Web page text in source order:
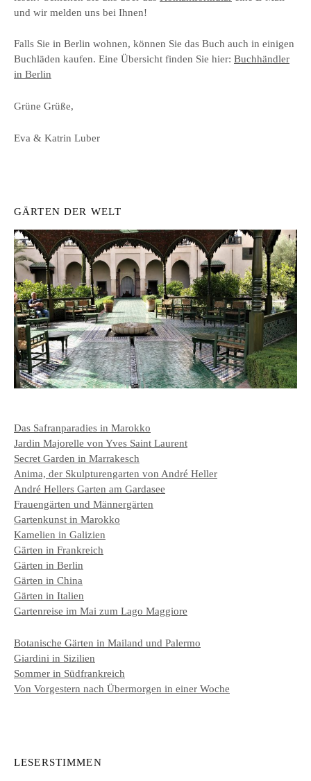
und wir melden uns bei Ihnen!
Falls Sie in Berlin wohnen, können Sie das Buch auch in einigen
Buchläden kaufen. Eine Übersicht finden Sie hier: Buchhändler
in Berlin
Grüne Grüße,
Eva & Katrin Luber
GÄRTEN DER WELT
Das Safranparadies in Marokko
Jardin Majorelle von Yves Saint Laurent
Secret Garden in Marrakesch
Anima, der Skulpturengarten von André Heller
André Hellers Garten am Gardasee
Frauengärten und Männergärten
Gartenkunst in Marokko
Kamelien in Galizien
Gärten in Frankreich
Gärten in Berlin
Gärten in China
Gärten in Italien
Gartenreise im Mai zum Lago Maggiore
Botanische Gärten in Mailand und Palermo
Giardini in Sizilien
Sommer in Südfrankreich
Von Vorgestern nach Übermorgen in einer Woche
LESERSTIMMEN